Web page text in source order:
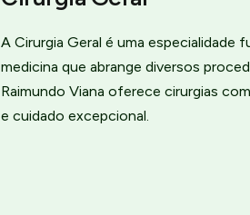
A Cirurgia Geral é uma especialidade
medicina que abrange diversos
Raimundo Viana oferece cirurgias
e cuidado excepcional.